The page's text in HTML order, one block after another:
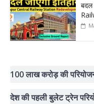
बदल
100 लाख करोड़ की
देश की पहली बुलेट ट्रेन